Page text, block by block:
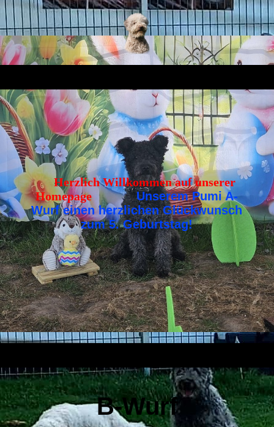
Herzlich Willkommen auf unserer
Homepage Unserem Pumi A-
Wurf einen herzlichen Glückwunsch
zum 5. Geburtstag!
B-Wurf